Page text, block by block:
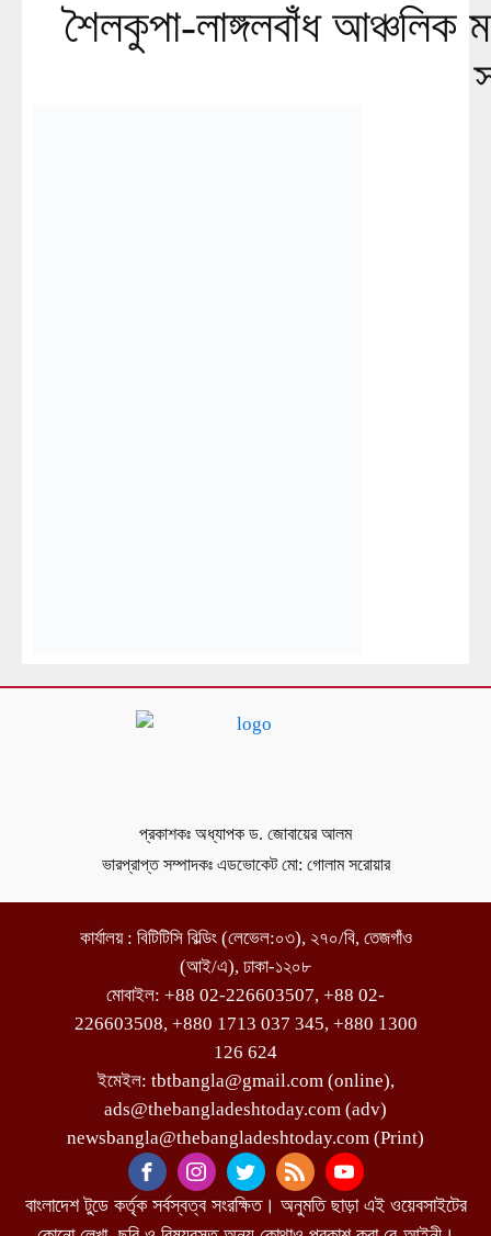
শৈলকুপা-লাঙ্গলবাঁধ আঞ্চলিক
প্রকাশকঃ অধ্যাপক ড. জোবায়ের আলম
ভারপ্রাপ্ত সম্পাদকঃ এডভোকেট মো: গোলাম সরোয়ার
কার্যালয় : বিটিটিসি বিল্ডিং (লেভেল:০৩), ২৭০/বি, তেজগাঁও
(আই/এ), ঢাকা-১২০৮
মোবাইল: +88 02-226603507, +88 02-
226603508, +880 1713 037 345, +880 1300
126 624
ইমেইল: tbtbangla@gmail.com (online),
ads@thebangladeshtoday.com (adv)
newsbangla@thebangladeshtoday.com (Print)
বাংলাদেশ টুডে কর্তৃক সর্বস্বত্ব সংরক্ষিত। অনুমতি ছাড়া এই ওয়েবসাইটের